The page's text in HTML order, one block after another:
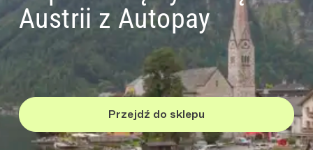
Austrii z Autopay
Przejdź do sklepu